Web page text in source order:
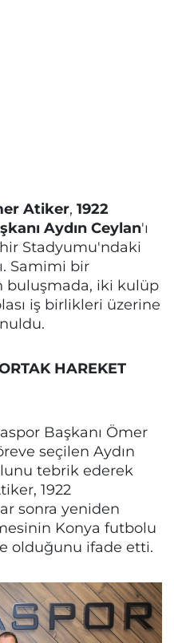
Atiker, 1922
Aydın Ceylan'ı
Stadyumu'ndaki
Samimi bir
buluşmada, iki kulüp
iş birlikleri üzerine
HAREKET
Başkanı Ömer
seçilen Aydın
tebrik ederek
1922
sonra yeniden
Konya futbolu
olduğunu ifade etti.